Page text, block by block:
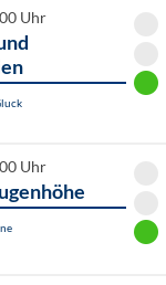
Uhr
Uhr